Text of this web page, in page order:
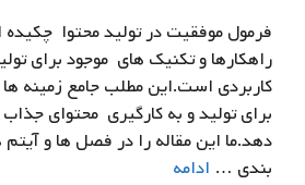
فرمول موفقیت در تولید محتوا چکیده
راهکارها و تکنیک های موجود برای
کاربردی است.این مطلب جامع زمینه
برای تولید و به کارگیری محتوای
دهد.ما این مقاله را در فصل ها و
بندی … ادامه